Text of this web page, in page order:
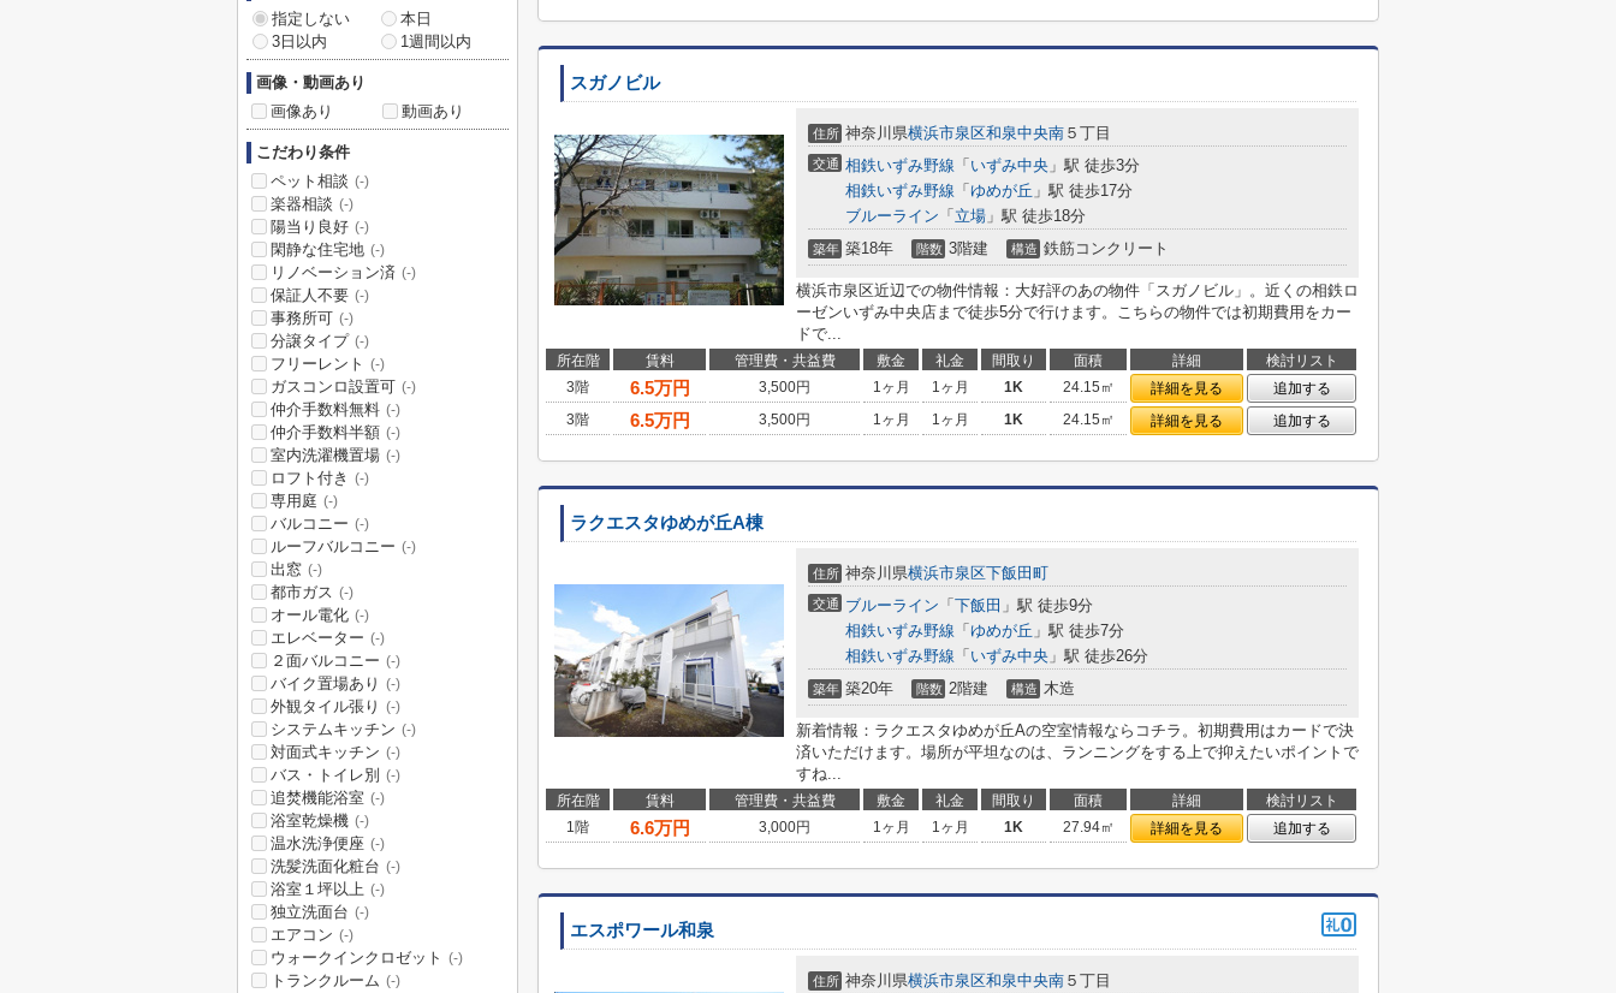
スガノビル
住所 神奈川県横浜市泉区和泉中央南 ５丁目
交通 相鉄いずみ野線 「 いずみ中央 」駅 徒歩3分
相鉄いずみ野線 「 ゆめが丘 」駅 徒歩17分
ブルーライン 「 立場 」駅 徒歩18分
築年 築18年 階数 3階建 構造 鉄筋コンクリート
横浜市泉区近辺での物件情報：大好評のあの物件「スガノビル」。近くの相鉄ロ
ーゼンいずみ中央店まで徒歩5分で行けます。こちらの物件では初期費用をカー
ドで...
所在階 賃料 管理費・共益費 敷金 礼金 間取り 面積 詳細
検討リスト
3階
6.5万円 3,500円 1ヶ月 1ヶ月 1K 24.15㎡ 詳細を見る
追加する
3階
6.5万円 3,500円 1ヶ月 1ヶ月 1K 24.15㎡ 詳細を見る 追加する
ラクエスタゆめが丘A棟
住所 神奈川県横浜市泉区下飯田町
交通 ブルーライン 「 下飯田 」駅 徒歩9分
相鉄いずみ野線 「 ゆめが丘 」駅 徒歩7分
相鉄いずみ野線 「 いずみ中央 」駅 徒歩26分
築年 築20年 階数 2階建 構造 木造
新着情報：ラクエスタゆめが丘Aの空室情報ならコチラ。初期費用はカードで決
済いただけます。場所が平坦なのは、ランニングをする上で抑えたいポイントで
すね...
所在階 賃料 管理費・共益費 敷金 礼金 間取り 面積 詳細
検討リスト
1階
6.6万円 3,000円 1ヶ月 1ヶ月 1K 27.94㎡ 詳細を見る 追加する
エスポワール和泉
住所 神奈川県横浜市泉区和泉中央南 ５丁目
指定しない
本日
3日以内
1週間以内
画像・動画あり
画像あり
動画あり
こだわり条件
ペット相談 (-)
楽器相談 (-)
陽当り良好 (-)
閑静な住宅地 (-)
リノベーション済 (-)
保証人不要 (-)
事務所可 (-)
分譲タイプ (-)
フリーレント (-)
ガスコンロ設置可 (-)
仲介手数料無料 (-)
仲介手数料半額 (-)
室内洗濯機置場 (-)
ロフト付き (-)
専用庭 (-)
バルコニー (-)
ルーフバルコニー (-)
出窓 (-)
都市ガス (-)
オール電化 (-)
エレベーター (-)
２面バルコニー (-)
バイク置場あり (-)
外観タイル張り (-)
システムキッチン (-)
対面式キッチン (-)
バス・トイレ別 (-)
追焚機能浴室 (-)
浴室乾燥機 (-)
温水洗浄便座 (-)
洗髪洗面化粧台 (-)
浴室１坪以上 (-)
独立洗面台 (-)
エアコン (-)
ウォークインクロゼット (-)
トランクルーム (-)